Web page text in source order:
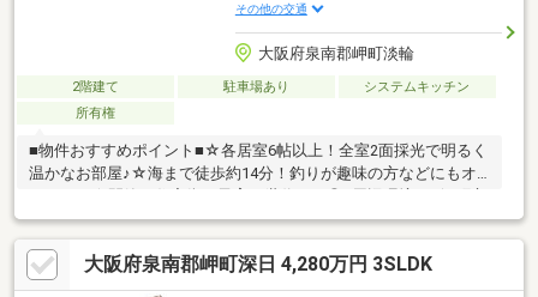
その他の交通
大阪府泉南郡岬町淡輪
2階建て 駐車場あり
システムキッチン
所有権
■物件おすすめポイント■☆各居室6帖以上！全室2面採光で明るく
温かなお部屋♪☆海まで徒歩約14分！釣りが趣味の方などにもオ
淡輪小学校まで徒歩13分（約1000ｍ）・岬町立岬中学校まで徒歩
約27分（約2100ｍ）・スーパーオークワ岬店まで徒歩約37分（約
2900ｍ）・ローソンみさき公園前店まで徒歩14分（約1100ｍ）・
ウエルシア岬淡輪店まで徒歩約15分（約1200ｍ）
大阪府泉南郡岬町深日 4,280万円 3SLDK